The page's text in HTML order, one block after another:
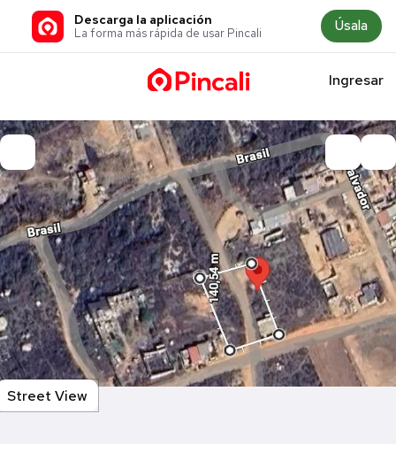
Descarga la aplicación
La forma más rápida de usar Pincali Úsala
Ingresar
Street View